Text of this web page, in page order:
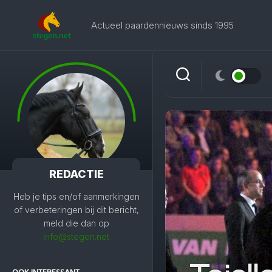
Actueel paardennieuws sinds 1995
REDACTIE
Heb je tips en/of aanmerkingen
of verbeteringen bij dit bericht,
meld die dan op
info@stegen.net